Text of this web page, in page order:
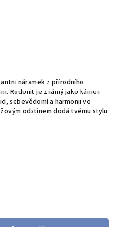
náramek z přírodního
Rodonit je známý jako kámen
sebevědomí a harmonii ve
odstínem dodá tvému stylu